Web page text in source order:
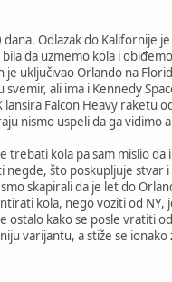
Odlazak do Kalifornije
da uzmemo kola i
uključivao Orlando na
ali ima i Kennedy
Falcon Heavy raketu
nismo uspeli da ga vidimo
trebati kola pa sam mislio
što poskupljuje stvar
skapirali da je let do
kola, nego voziti od NY,
ostalo kako se posle vratiti
varijantu, a stiže se ionako